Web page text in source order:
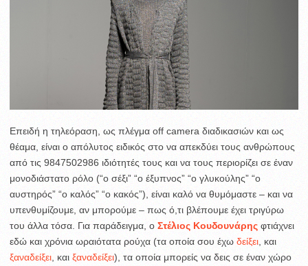
Επειδή η τηλεόραση, ως πλέγμα off camera διαδικασιών και ως
θέαμα, είναι ο απόλυτος ειδικός στο να απεκδύει τους ανθρώπους
από τις 9847502986 ιδιότητές τους και να τους περιορίζει σε έναν
μονοδιάστατο ρόλο (“ο σέξι” “ο έξυπνος” “ο γλυκούλης” “ο
αυστηρός” “ο καλός” “ο κακός”), είναι καλό να θυμόμαστε – και να
υπενθυμίζουμε, αν μπορούμε – πως ό,τι βλέπουμε έχει τριγύρω
του άλλα τόσα. Για παράδειγμα, ο Στέλιος Κουδουνάρης φτιάχνει
εδώ και χρόνια ωραιότατα ρούχα (τα οποία σου έχω δείξει , και
ξαναδείξει , και ξαναδείξει), τα οποία μπορείς να δεις σε έναν χώρο